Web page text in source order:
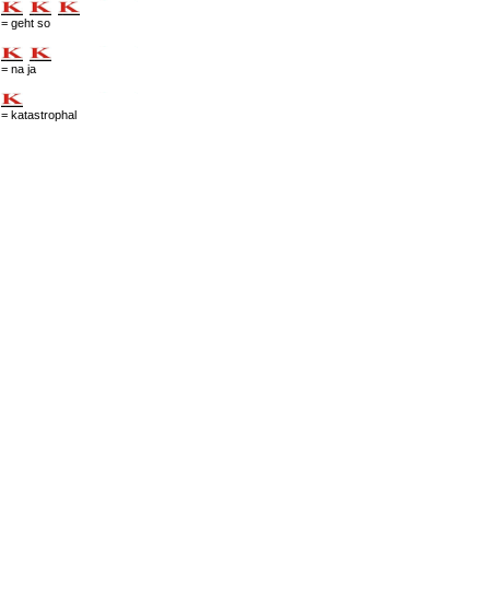
= geht so
= na ja
= katastrophal